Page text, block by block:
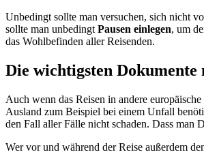
Unbedingt sollte man versuchen, sich nicht
sollte man unbedingt Pausen einlegen, um
das Wohlbefinden aller Reisenden.
Die wichtigsten Dokumente
Auch wenn das Reisen in andere
Ausland zum Beispiel bei einem Unfall
den Fall aller Fälle nicht schaden. Dass man
Wer vor und während der Reise außerdem